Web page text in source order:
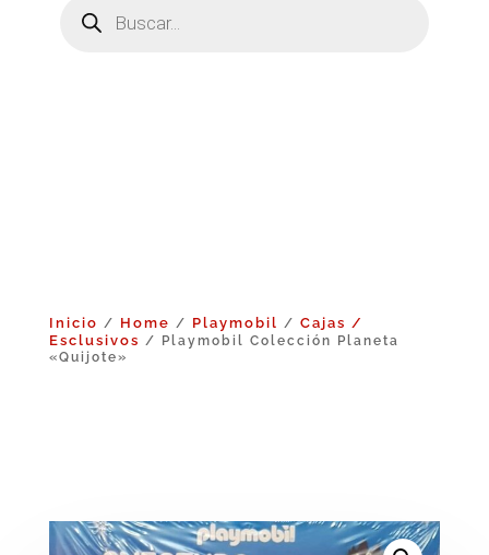
productos
Inicio / Home / Playmobil / Cajas /
Esclusivos / Playmobil Colección Planeta
«Quijote»